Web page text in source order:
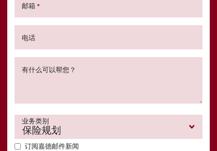
邮箱 *
电话
有什么可以帮您？
业务类别
订阅嘉德邮件新闻